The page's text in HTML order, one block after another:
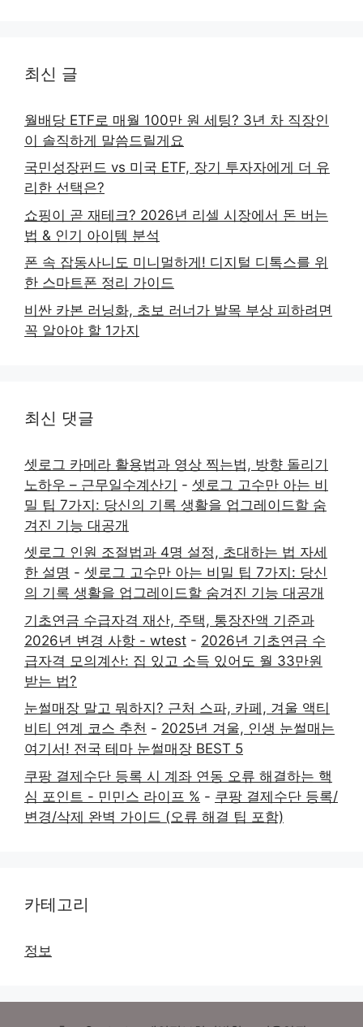
최신 글
월배당 ETF로 매월 100만 원 세팅? 3년 차 직장인
이 솔직하게 말씀드릴게요
국민성장펀드 vs 미국 ETF, 장기 투자자에게 더 유
리한 선택은?
쇼핑이 곧 재테크? 2026년 리셀 시장에서 돈 버는
법 & 인기 아이템 분석
폰 속 잡동사니도 미니멀하게! 디지털 디톡스를 위
한 스마트폰 정리 가이드
비싼 카본 러닝화, 초보 러너가 발목 부상 피하려면
꼭 알아야 할 1가지
최신 댓글
셋로그 카메라 활용법과 영상 찍는법, 방향 돌리기
노하우 – 근무일수계산기 - 셋로그 고수만 아는 비
밀 팁 7가지: 당신의 기록 생활을 업그레이드할 숨
겨진 기능 대공개
셋로그 인원 조절법과 4명 설정, 초대하는 법 자세
한 설명 - 셋로그 고수만 아는 비밀 팁 7가지: 당신
의 기록 생활을 업그레이드할 숨겨진 기능 대공개
기초연금 수급자격 재산, 주택, 통장잔액 기준과
2026년 변경 사항 - wtest - 2026년 기초연금 수
급자격 모의계산: 집 있고 소득 있어도 월 33만원
받는 법?
눈썰매장 말고 뭐하지? 근처 스파, 카페, 겨울 액티
비티 연계 코스 추천 - 2025년 겨울, 인생 눈썰매는
여기서! 전국 테마 눈썰매장 BEST 5
쿠팡 결제수단 등록 시 계좌 연동 오류 해결하는 핵
심 포인트 - 민민스 라이프 % - 쿠팡 결제수단 등록/
변경/삭제 완벽 가이드 (오류 해결 팁 포함)
카테고리
정보